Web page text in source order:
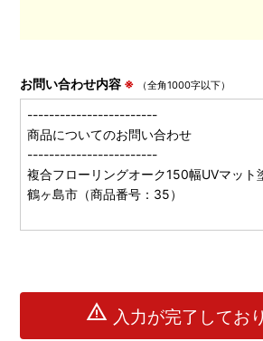
お問い合わせ内容 ※ （全角1000字以下）
warning 入力が完了してお